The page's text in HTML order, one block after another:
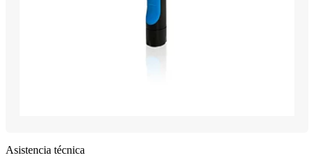
Asistencia técnica